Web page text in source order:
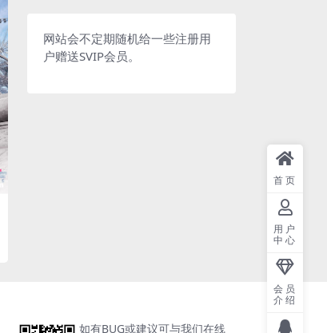
网站会不定期随机给一些注册用
户赠送SVIP会员。
如有BUG或建议可与我们在线
首页
用户
中心
会员
介绍